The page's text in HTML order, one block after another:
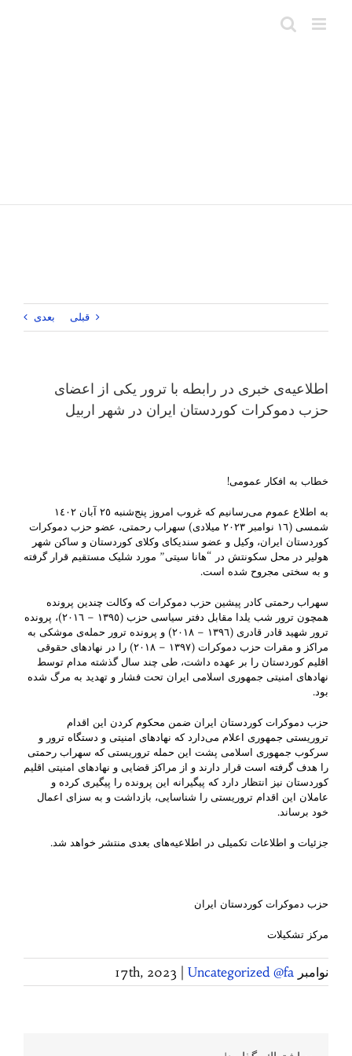
قبلی بعدی
اطلاعیەی خبری در رابطە با ترور یکی از اعضای
حزب دموکرات کوردستان ایران در شهر اربیل
خطاب بە افکار عمومی!
بە اطلاع عموم می‌رسانیم کە غروب امروز پنج‌شنبە ٢٥ آبان ١٤٠٢
شمسی (١٦ نوامبر ٢٠٢٣ میلادی) سهراب رحمتی، عضو حزب دموکرات
کوردستان ایران، وکیل و عضو سندیکای وکلای کوردستان و ساکن شهر
هولیر در محل سکونتش در “هانا سیتی” مورد شلیک مستقیم قرار گرفتە
و بە سختی مجروح شدە است.
سهراب رحمتی کادر پیشین حزب دموکرات کە وکالت چندین پروندە
همچون ترور شب یلدا مقابل دفتر سیاسی حزب (١٣٩٥ – ٢٠١٦)، پروندە
ترور شهید قادر قادری (١٣٩٦ – ٢٠١٨) و پروندە ترور حملەی موشکی بە
مراکز و مقرات حزب دموکرات (١٣٩٧ – ٢٠١٨) را در نهادهای حقوقی
اقلیم کوردستان را بر عهدە داشت، طی چند سال گذشتە مدام توسط
نهادهای امنیتی جمهوری اسلامی ایران تحت فشار و تهدید بە مرگ شدە
بود.
حزب دموکرات کوردستان ایران ضمن محکوم کردن این اقدام
تروریستی جمهوری اعلام می‌دارد کە نهادهای امنیتی و دستگاه ترور و
سرکوب جمهوری اسلامی پشت این حملە تروریستی کە سهراب رحمتی
را هدف گرفتە است قرار دارند و از مراکز قضایی و نهادهای امنیتی اقلیم
کوردستان نیز انتظار دارد کە پیگیرانە این پروندە را پیگیری کردە و
عاملان این اقدام تروریستی را شناسایی، بازداشت و بە سزای اعمال
خود برساند.
جزئیات و اطلاعات تکمیلی در اطلاعیەهای بعدی منتشر خواهد شد.
حزب دموکرات کوردستان ایران
مرکز تشکیلات
نوامبر 17th, 2023 Uncategorized @fa